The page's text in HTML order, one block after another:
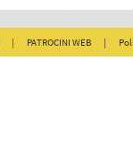
| PATROCINI WEB |